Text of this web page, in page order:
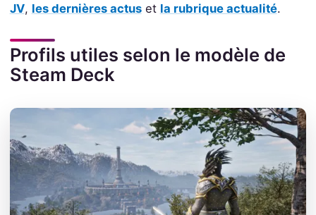
JV, les dernières actuset la rubrique actualité.
Profils utiles selon le modèle de
Steam Deck